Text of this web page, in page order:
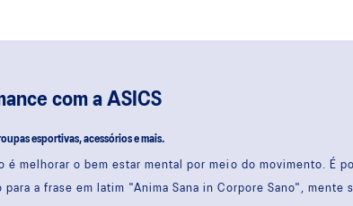
com a ASICS
esportivas, acessórios e mais.
é melhorar o bem estar mental por meio do movimento. É
para a frase em latim "Anima Sana in Corpore Sano", mente